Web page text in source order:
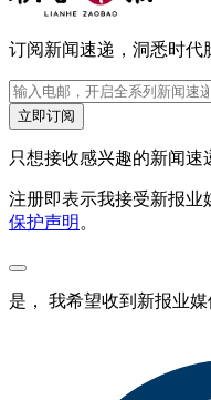
订阅新闻速递，洞悉时代
立即订阅
只想接收感兴趣的新闻速
注册即表示我接受新报业
保护声明 。
是， 我希望收到新报业媒